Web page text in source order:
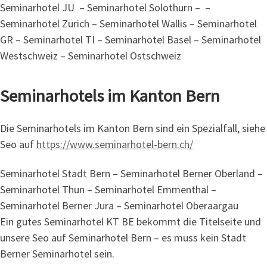
Seminarhotel JU – Seminarhotel Solothurn – –
Seminarhotel Zürich – Seminarhotel Wallis – Seminarhotel
GR – Seminarhotel TI – Seminarhotel Basel – Seminarhotel
Westschweiz – Seminarhotel Ostschweiz
Seminarhotels im Kanton Bern
Die Seminarhotels im Kanton Bern sind ein Spezialfall, siehe
Seo auf https://www.seminarhotel-bern.ch/
Seminarhotel Stadt Bern – Seminarhotel Berner Oberland –
Seminarhotel Thun – Seminarhotel Emmenthal –
Seminarhotel Berner Jura – Seminarhotel Oberaargau
Ein gutes Seminarhotel KT BE bekommt die Titelseite und
unsere Seo auf Seminarhotel Bern – es muss kein Stadt
Berner Seminarhotel sein.